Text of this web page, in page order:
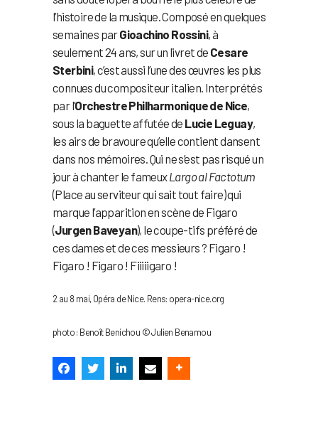
l’histoire de la musique. Composé en quelques
semaines parGioachino Rossini, à
seulement 24 ans, sur un livret de Cesare
Sterbini, c’est aussi l’une des œuvres les plus
connues du compositeur italien. Interprétés
par l’Orchestre Philharmonique de Nice,
sous la baguette affutée de Lucie Leguay,
les airs de bravoure qu’elle contient dansent
dans nos mémoires. Qui ne s’est pas risqué un
jour à chanter le fameuxLargo al Factotum
(Place au serviteur qui sait tout faire) qui
marque l’apparition en scène de Figaro
(Jurgen Baveyan), le coupe-tifs préféré de
ces dames et de ces messieurs ? Figaro !
Figaro ! Figaro ! Fiiiiigaro !
2 au 8 mai, Opéra de Nice. Rens: opera-nice.org
photo : Benoît Benichou © Julien Benamou